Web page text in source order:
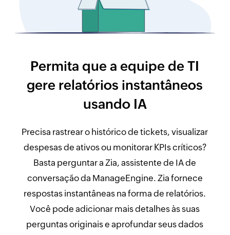
Permita que a equipe de TI
gere relatórios instantâneos
usando IA
Precisa rastrear o histórico de tickets, visualizar
despesas de ativos ou monitorar KPIs críticos?
Basta perguntar a Zia, assistente de IA de
conversação da ManageEngine. Zia fornece
respostas instantâneas na forma de relatórios.
Você pode adicionar mais detalhes às suas
perguntas originais e aprofundar seus dados